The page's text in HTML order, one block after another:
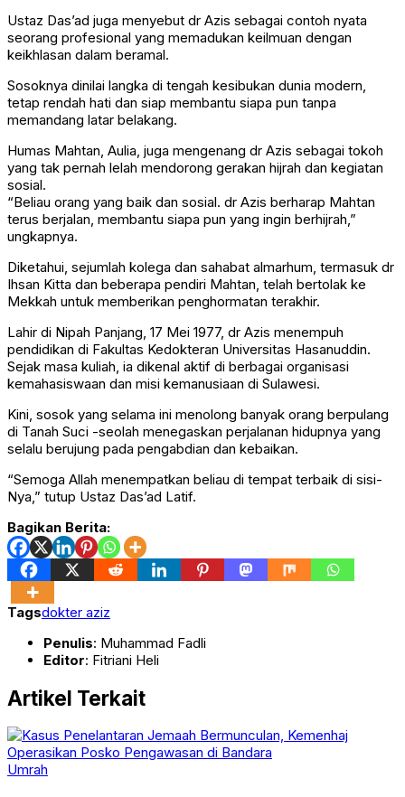
Ustaz Das’ad juga menyebut dr Azis sebagai contoh nyata
seorang profesional yang memadukan keilmuan dengan
keikhlasan dalam beramal.
Sosoknya dinilai langka di tengah kesibukan dunia modern,
tetap rendah hati dan siap membantu siapa pun tanpa
memandang latar belakang.
Humas Mahtan, Aulia, juga mengenang dr Azis sebagai tokoh
yang tak pernah lelah mendorong gerakan hijrah dan kegiatan
sosial.
“Beliau orang yang baik dan sosial. dr Azis berharap Mahtan
terus berjalan, membantu siapa pun yang ingin berhijrah,”
ungkapnya.
Diketahui, sejumlah kolega dan sahabat almarhum, termasuk dr
Ihsan Kitta dan beberapa pendiri Mahtan, telah bertolak ke
Mekkah untuk memberikan penghormatan terakhir.
Lahir di Nipah Panjang, 17 Mei 1977, dr Azis menempuh
pendidikan di Fakultas Kedokteran Universitas Hasanuddin.
Sejak masa kuliah, ia dikenal aktif di berbagai organisasi
kemahasiswaan dan misi kemanusiaan di Sulawesi.
Kini, sosok yang selama ini menolong banyak orang berpulang
di Tanah Suci -seolah menegaskan perjalanan hidupnya yang
selalu berujung pada pengabdian dan kebaikan.
“Semoga Allah menempatkan beliau di tempat terbaik di sisi-
Nya,” tutup Ustaz Das’ad Latif.
Bagikan Berita:
Tagsdokter aziz
Penulis: Muhammad Fadli
Editor: Fitriani Heli
Artikel Terkait
Umrah